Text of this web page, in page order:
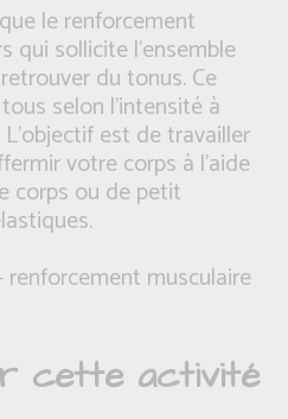
le renforcement
qui sollicite l’ensemble
du tonus. Ce
selon l’intensité à
est de travailler
votre corps à l’aide
corps ou de petit
renforcement musculaire
cette activité